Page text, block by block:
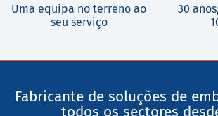
Uma equipa no terreno ao
seu serviço
30
Fabricante de soluções de
todos os sectores